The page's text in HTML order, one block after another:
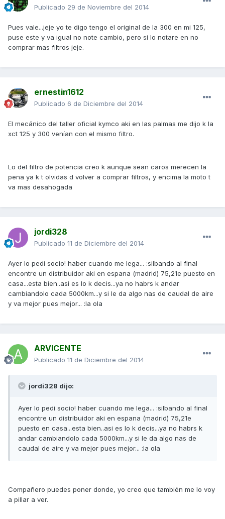
Publicado 29 de Noviembre del 2014
Pues vale...jeje yo te digo tengo el original de la 300 en mi 125,
puse este y va igual no note cambio, pero si lo notare en no
comprar mas filtros jeje.
ernestin1612
Publicado 6 de Diciembre del 2014
El mecánico del taller oficial kymco aki en las palmas me dijo k la
xct 125 y 300 venían con el mismo filtro.
Lo del filtro de potencia creo k aunque sean caros merecen la
pena ya k t olvidas d volver a comprar filtros, y encima la moto t
va mas desahogada
jordi328
Publicado 11 de Diciembre del 2014
Ayer lo pedi socio! haber cuando me lega... :silbando al final
encontre un distribuidor aki en espana (madrid) 75,21e puesto en
casa...esta bien..asi es lo k decis...ya no habrs k andar
cambiandolo cada 5000km...y si le da algo nas de caudal de aire
y va mejor pues mejor... :la ola
ARVICENTE
Publicado 11 de Diciembre del 2014
jordi328 dijo:
Ayer lo pedi socio! haber cuando me lega... :silbando al final
encontre un distribuidor aki en espana (madrid) 75,21e
puesto en casa...esta bien..asi es lo k decis...ya no habrs k
andar cambiandolo cada 5000km...y si le da algo nas de
caudal de aire y va mejor pues mejor... :la ola
Compañero puedes poner donde, yo creo que también me lo voy
a pillar a ver.